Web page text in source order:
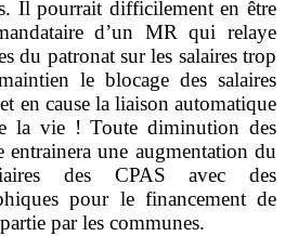
Il pourrait difficilement en être
d’un MR qui relaye
du patronat sur les salaires trop
le blocage des salaires
en cause la liaison automatique
la vie ! Toute diminution des
entrainera une augmentation du
des CPAS avec des
pour le financement de
par les communes.